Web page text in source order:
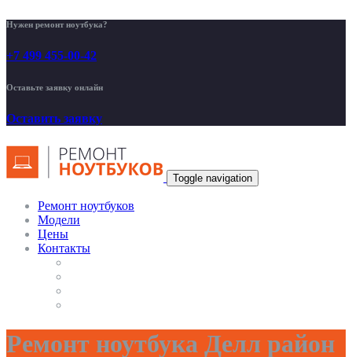
Нужен ремонт ноутбука?
+7 499 455-00-42
Оставьте заявку онлайн
Оставить заявку
Toggle navigation
Ремонт ноутбуков
Модели
Цены
Контакты
Ремонт ноутбука Делл район